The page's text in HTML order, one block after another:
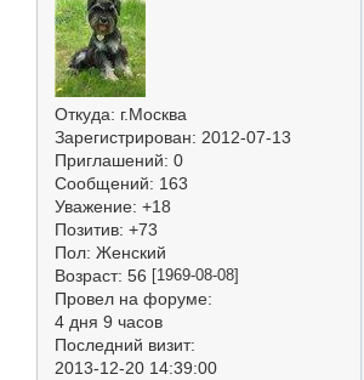
Откуда: г.Москва
Зарегистрирован: 2012-07-13
Приглашений: 0
Сообщений: 163
Уважение: +18
Позитив: +73
Пол: Женский
Возраст: 56 [1969-08-08]
Провел на форуме:
4 дня 9 часов
Последний визит:
2013-12-20 14:39:00